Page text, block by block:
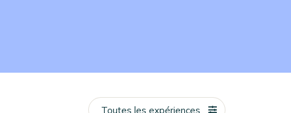
Toutes les expériences